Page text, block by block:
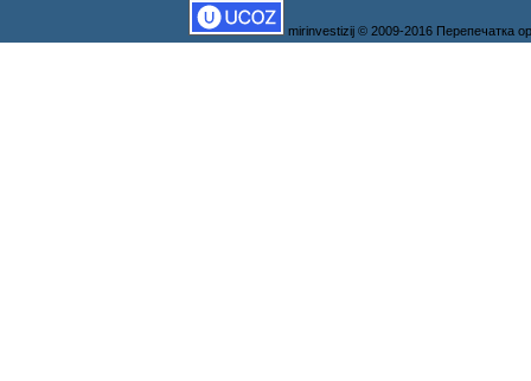
mirinvestizij © 2009-2016 Перепечатка